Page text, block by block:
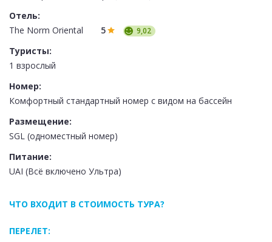
Отель:
The Norm Oriental
5 9,02
Туристы:
1 взрослый
Номер:
Комфортный стандартный номер с видом на бассейн
Размещение:
SGL (одноместный номер)
Питание:
UAI (Всё включено Ультра)
ЧТО ВХОДИТ В СТОИМОСТЬ ТУРА?
ПЕРЕЛЕТ: